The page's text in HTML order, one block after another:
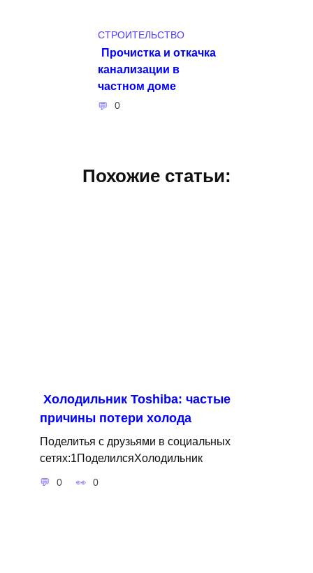
СТРОИТЕЛЬСТВО
Прочистка и откачка
канализации в
частном доме
0
Похожие статьи:
Холодильник Toshiba: частые
причины потери холода
Поделитья с друзьями в социальных
сетях:1ПоделилсяХолодильник
0 0